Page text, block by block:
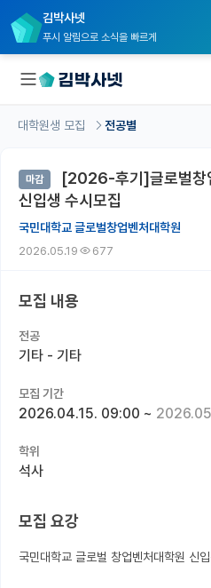
김박사넷
푸시 알림으로 소식을 빠르게
대학원생 모집 홈
기관별 모집 정보
연구실별 모집 정보
전공별 모집 정보
국내대학원 정보
연구실&오픈랩
커리어
대학원생 모집 전공별
마감
[2026-후기]글로벌창
신입생 수시모집
국민대학교 글로벌창업벤처대학원
2026.05.19 677
모집 내용
전공
기타 - 기타
모집 기간
2026.04.15. 09:00 ~
학위
석사
모집 요강
국민대학교 글로벌 창업벤처대학원 신